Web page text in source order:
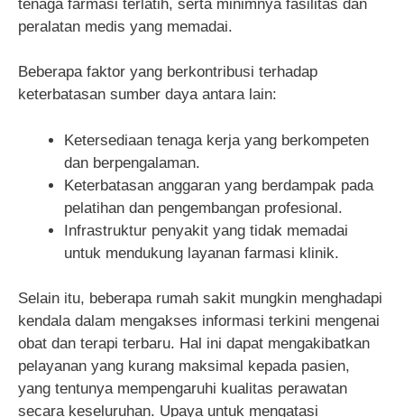
tenaga farmasi terlatih, serta minimnya fasilitas dan
peralatan medis yang memadai.
Beberapa faktor yang berkontribusi terhadap
keterbatasan sumber daya antara lain:
Ketersediaan tenaga kerja yang berkompeten
dan berpengalaman.
Keterbatasan anggaran yang berdampak pada
pelatihan dan pengembangan profesional.
Infrastruktur penyakit yang tidak memadai
untuk mendukung layanan farmasi klinik.
Selain itu, beberapa rumah sakit mungkin menghadapi
kendala dalam mengakses informasi terkini mengenai
obat dan terapi terbaru. Hal ini dapat mengakibatkan
pelayanan yang kurang maksimal kepada pasien,
yang tentunya mempengaruhi kualitas perawatan
secara keseluruhan. Upaya untuk mengatasi